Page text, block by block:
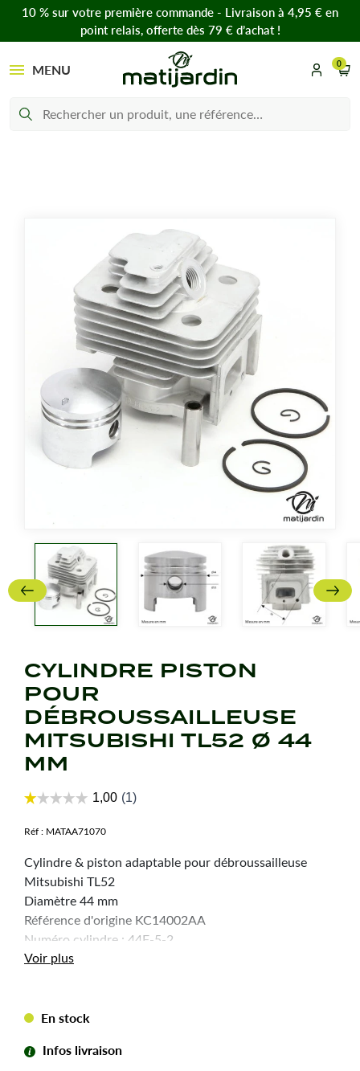
10 % sur votre première commande - Livraison à 4,95 € en
point relais, offerte dès 79 € d’achat !
MENU 0
CYLINDRE PISTON
POUR
DÉBROUSSAILLEUSE
MITSUBISHI TL52 Ø 44
MM
Réf : MATAA71070
Cylindre & piston adaptable pour débroussailleuse
Mitsubishi TL52
Diamètre 44 mm
Référence d'origine KC14002AA
Numéro cylindre : 44F-5-2
Voir plus
En stock
Infos livraison